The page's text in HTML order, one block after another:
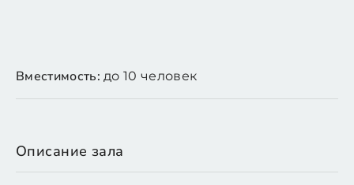
Вместимость: до 10 человек
Описание зала